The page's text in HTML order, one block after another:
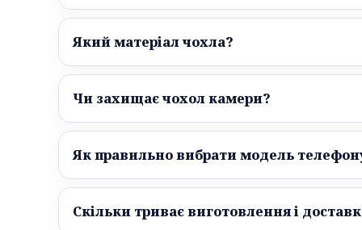
Який матеріал чохла?
Чи захищає чохол камери?
Як правильно вибрати модель
Скільки триває виготовлення і